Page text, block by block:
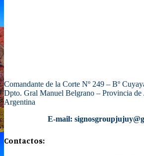
Comandante de la Corte Nº 249 – Bº
Dpto. Gral Manuel Belgrano – Provincia de
Argentina
E-mail:
Contactos: